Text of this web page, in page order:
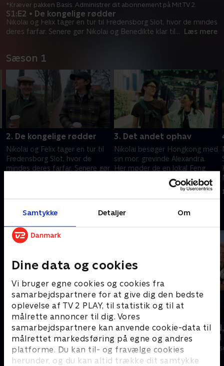
Samtykke Detaljer Om
Dine data og cookies
Vi bruger egne cookies og cookies fra
samarbejdspartnere for at give dig den bedste
oplevelse af TV 2 PLAY, til statistik og til at
målrette annoncer til dig. Vores
samarbejdspartnere kan anvende cookie-data til
målrettet markedsføring på egne og andres
platforme. Du kan til- og fravælge cookies
herunder, og du kan altid trække dit samtykke
S1:E2 • De kongelige rødder
Nikolai og Felix tager en tur til Fredensborg Slot, hvor de mindes
deres farfar. Senere gør Nikolai og Benedikte klar til ... Læs mere
*Kræver pakken Basis. Administrer dit abonnement på Mit TV 2.
Sæson 1
2. De kongelige rødder
Nikolai og Felix tager en tur til
Fredensborg Slot, hvor de
mindes deres farfar. Senere gør
3. Det andet ophav
Nikolai besøger Hongkong med
sin mor, grevinde Alexandra.
Her møder de en lokal Feng
Shui-master, som måske kan
give Nikolai nogle gode råd om
Andre så også
Linde på Langeland
Livsstil • 5 sæsoner
beliggenhed
Livsstil • 18